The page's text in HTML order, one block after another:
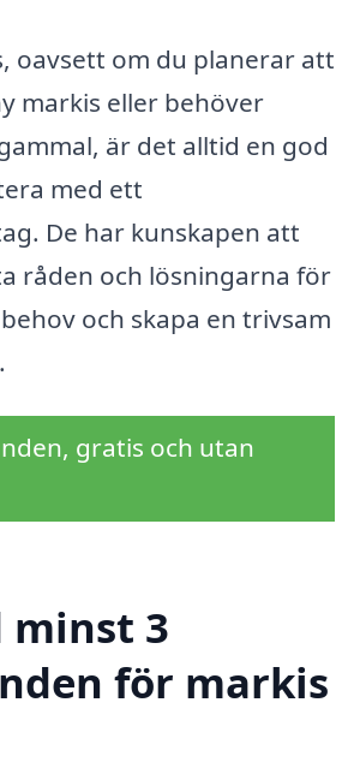
oavsett om du planerar att
markis eller behöver
är det alltid en god
med ett
De har kunskapen att
råden och lösningarna för
och skapa en trivsam
gratis och utan
minst 3
för markis